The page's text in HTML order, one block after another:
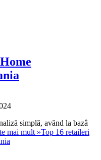
simplă, avănd la bazâ
mai mult »Top 16 retaileri